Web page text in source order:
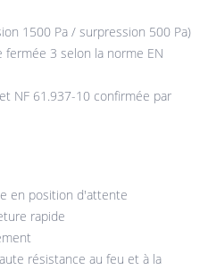
1500 Pa / surpression 500 Pa)
fermée 3 selon la norme EN
NF 61.937-10 confirmée par
en position d'attente
rapide
résistance au feu et à la